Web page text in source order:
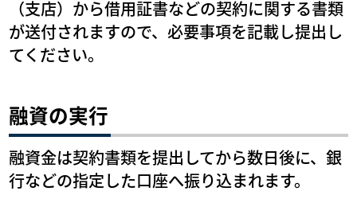
（支店）から借用証書などの契約に関する書類
が送付されますので、必要事項を記載し提出し
てください。
融資の実行
融資金は契約書類を提出してから数日後に、銀
行などの指定した口座へ振り込まれます。